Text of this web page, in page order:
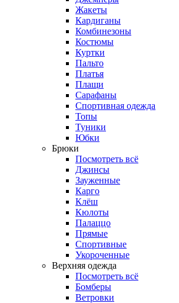
Жакеты
Кардиганы
Комбинезоны
Костюмы
Куртки
Пальто
Платья
Плащи
Сарафаны
Спортивная одежда
Топы
Туники
Юбки
Брюки
Посмотреть всё
Джинсы
Зауженные
Карго
Клёш
Кюлоты
Палаццо
Прямые
Спортивные
Укороченные
Верхняя одежда
Посмотреть всё
Бомберы
Ветровки